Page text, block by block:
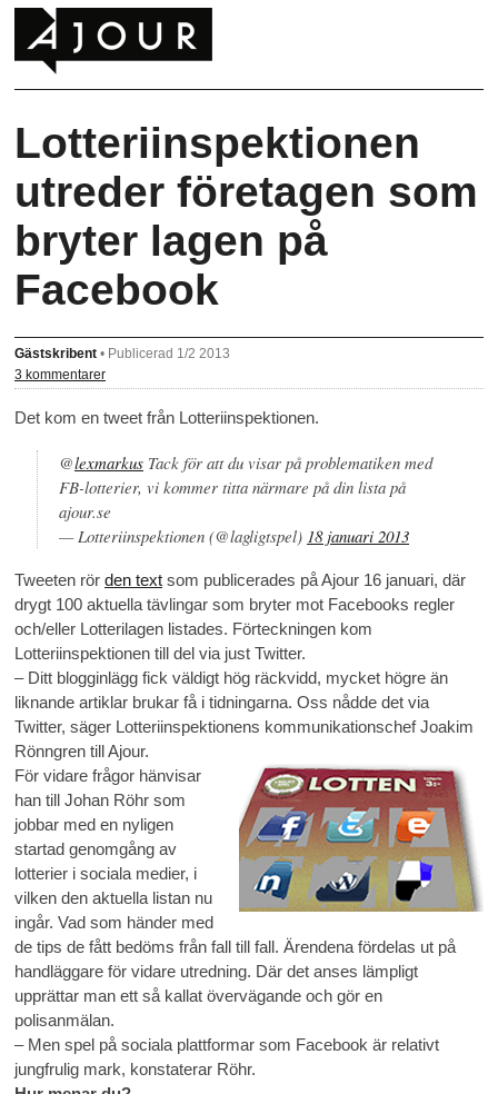
Lotteriinspektionen
utreder företagen som
bryter lagen på
Facebook
Gästskribent • Publicerad 1/2 2013
3 kommentarer
Det kom en tweet från Lotteriinspektionen.
@lexmarkus Tack för att du visar på problematiken med
FB-lotterier, vi kommer titta närmare på din lista på
ajour.se
— Lotteriinspektionen (@lagligtspel) 18 januari 2013
Tweeten rör den text som publicerades på Ajour 16 januari, där
drygt 100 aktuella tävlingar som bryter mot Facebooks regler
och/eller Lotterilagen listades. Förteckningen kom
Lotteriinspektionen till del via just Twitter.
– Ditt blogginlägg fick väldigt hög räckvidd, mycket högre än
liknande artiklar brukar få i tidningarna. Oss nådde det via
Twitter, säger Lotteriinspektionens kommunikationschef Joakim
Rönngren till Ajour.
För vidare frågor hänvisar
han till Johan Röhr som
jobbar med en nyligen
startad genomgång av
lotterier i sociala medier, i
vilken den aktuella listan nu
ingår. Vad som händer med
de tips de fått bedöms från fall till fall. Ärendena fördelas ut på
handläggare för vidare utredning. Där det anses lämpligt
upprättar man ett så kallat övervägande och gör en
polisanmälan.
– Men spel på sociala plattformar som Facebook är relativt
jungfrulig mark, konstaterar Röhr.